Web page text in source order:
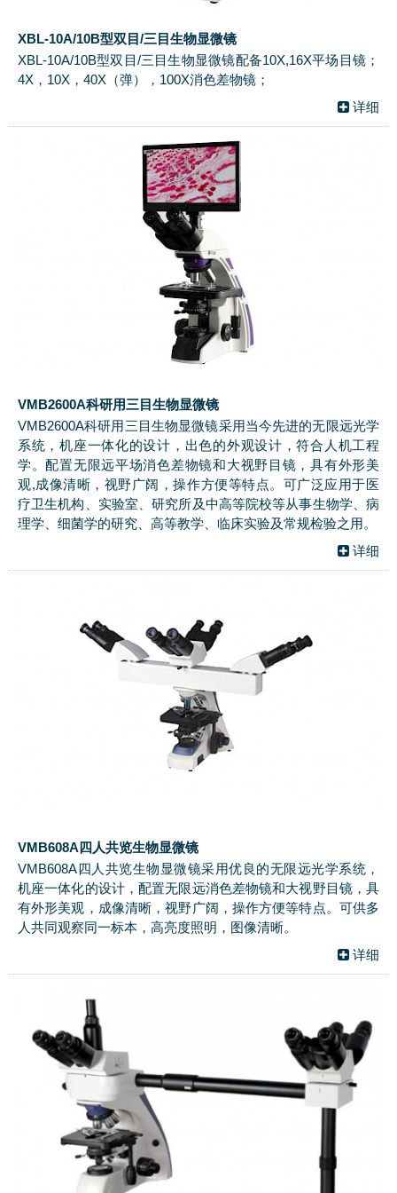
XBL-10A/10B型双目/三目生物显微镜
XBL-10A/10B型双目/三目生物显微镜配备10X,16X平场目镜；
4X，10X，40X（弹），100X消色差物镜；
详细
VMB2600A科研用三目生物显微镜
VMB2600A科研用三目生物显微镜采用当今先进的无限远光学
系统，机座一体化的设计，出色的外观设计，符合人机工程
学。配置无限远平场消色差物镜和大视野目镜，具有外形美
观,成像清晰，视野广阔，操作方便等特点。可广泛应用于医
疗卫生机构、实验室、研究所及中高等院校等从事生物学、病
理学、细菌学的研究、高等教学、临床实验及常规检验之用。
详细
VMB608A四人共览生物显微镜
VMB608A四人共览生物显微镜采用优良的无限远光学系统，
机座一体化的设计，配置无限远消色差物镜和大视野目镜，具
有外形美观，成像清晰，视野广阔，操作方便等特点。可供多
人共同观察同一标本，高亮度照明，图像清晰。
详细